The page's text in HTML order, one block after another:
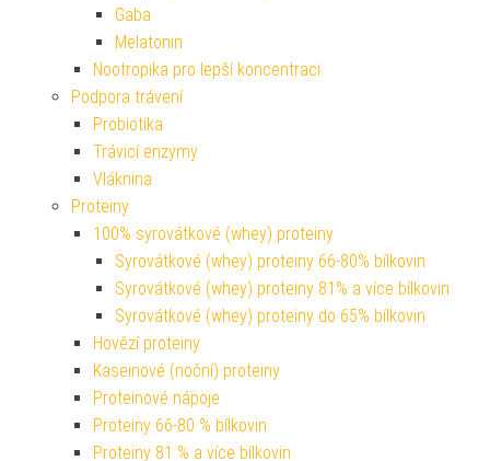
Gaba
Melatonin
Nootropika pro lepší koncentraci
Podpora trávení
Probiotika
Trávicí enzymy
Vláknina
Proteiny
100% syrovátkové (whey) proteiny
Syrovátkové (whey) proteiny 66-80% bílkovin
Syrovátkové (whey) proteiny 81% a více bílkovin
Syrovátkové (whey) proteiny do 65% bílkovin
Hovězí proteiny
Kaseinové (noční) proteiny
Proteinové nápoje
Proteiny 66-80 % bílkovin
Proteiny 81 % a více bílkovin